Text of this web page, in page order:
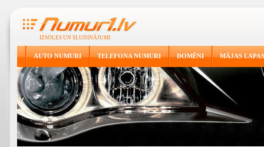
IZSOLES UN SLUDINĀJUMI
AUTO NUMURI TELEFONA NUMURI DOMĒNI MĀJAS LAPAS